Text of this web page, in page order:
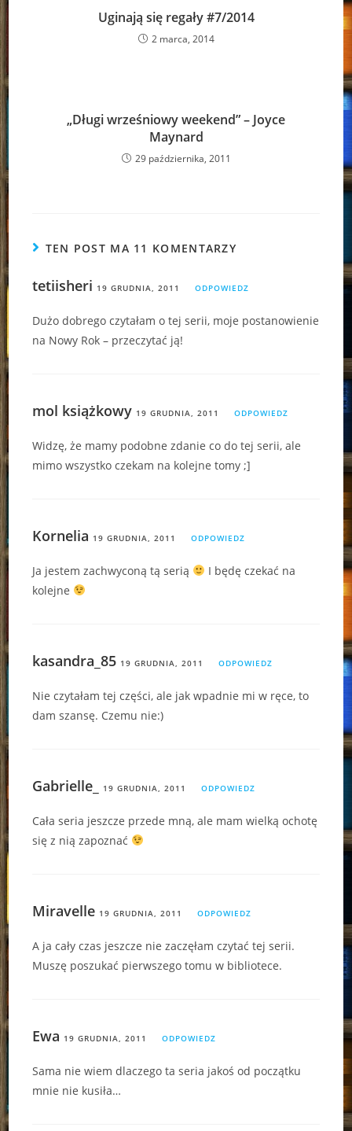
Uginają się regały #7/2014
2 marca, 2014
„Długi wrześniowy weekend” – Joyce
Maynard
29 października, 2011
TEN POST MA 11 KOMENTARZY
tetiisheri 19 GRUDNIA, 2011 ODPOWIEDZ
Dużo dobrego czytałam o tej serii, moje postanowienie
na Nowy Rok – przeczytać ją!
mol książkowy 19 GRUDNIA, 2011 ODPOWIEDZ
Widzę, że mamy podobne zdanie co do tej serii, ale
mimo wszystko czekam na kolejne tomy ;]
Kornelia 19 GRUDNIA, 2011 ODPOWIEDZ
Ja jestem zachwyconą tą serią
I będę czekać na
kolejne
kasandra_85 19 GRUDNIA, 2011 ODPOWIEDZ
Nie czytałam tej części, ale jak wpadnie mi w ręce, to
dam szansę. Czemu nie:)
Gabrielle_ 19 GRUDNIA, 2011 ODPOWIEDZ
Cała seria jeszcze przede mną, ale mam wielką ochotę
się z nią zapoznać
Miravelle 19 GRUDNIA, 2011 ODPOWIEDZ
A ja cały czas jeszcze nie zaczęłam czytać tej serii.
Muszę poszukać pierwszego tomu w bibliotece.
Ewa 19 GRUDNIA, 2011 ODPOWIEDZ
Sama nie wiem dlaczego ta seria jakoś od początku
mnie nie kusiła…